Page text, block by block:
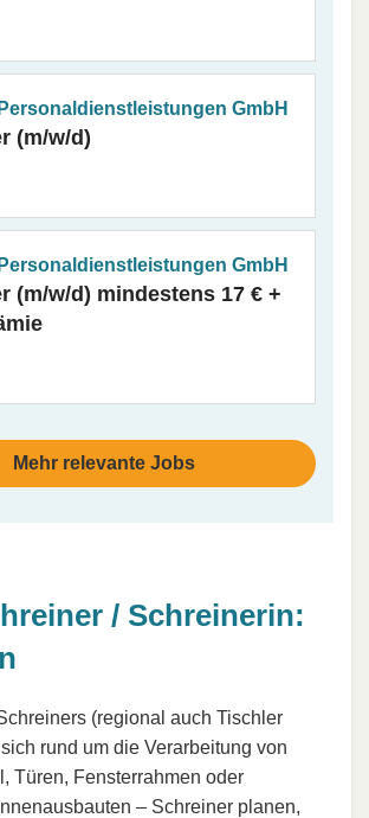
GmbH
(m/w/d)
GmbH
(m/w/d) mindestens 17 € +
Mehr relevante Jobs
/ Schreinerin:
(regional auch Tischler
rund um die Verarbeitung von
Türen, Fensterrahmen oder
– Schreiner planen,